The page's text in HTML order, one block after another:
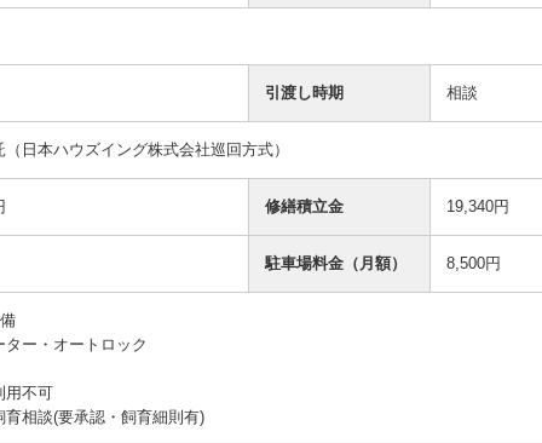
引渡し時期 相談
（日本ハウズイング株式会社巡回方式）
修繕積立金 19,340円
駐車場料金（月額） 8,500円
ター・オートロック
用不可
育相談(要承認・飼育細則有)